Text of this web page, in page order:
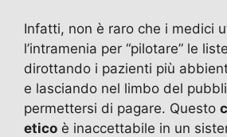
Infatti, non è raro che i medici
l’intramenia per “pilotare” le
dirottando i pazienti più
e lasciando nel limbo del
permettersi di pagare. Questo
etico è inaccettabile in un